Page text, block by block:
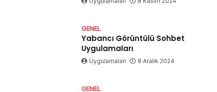
GENEL
Yabancı Görüntülü Sohbet
Uygulamaları
Uygulamaları 8 Aralık 2024
GENEL